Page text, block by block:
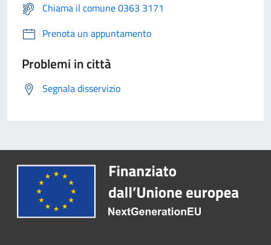
Chiama il comune 0363 3171
Prenota un appuntamento
Problemi in città
Segnala disservizio